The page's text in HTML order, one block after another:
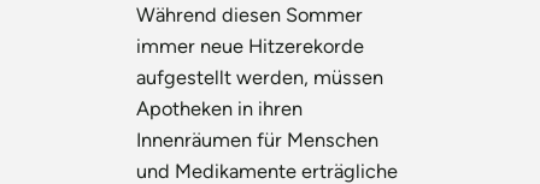
Während diesen Sommer
immer neue Hitzerekorde
aufgestellt werden, müssen
Apotheken in ihren
Innenräumen für Menschen
und Medikamente erträgliche